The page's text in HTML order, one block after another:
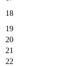
18
19
20
21
22